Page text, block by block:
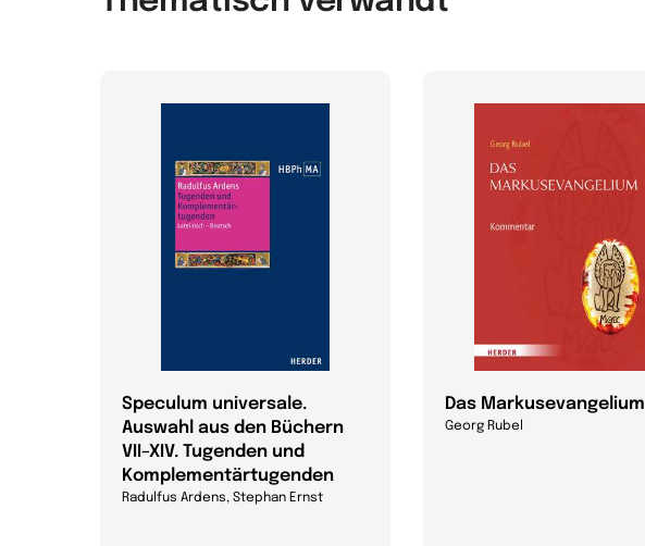
Speculum universale.
Auswahl aus den Büchern
VII–XIV. Tugenden und
Komplementärtugenden
Radulfus Ardens, Stephan Ernst
Das Markusevangelium
Georg Rubel